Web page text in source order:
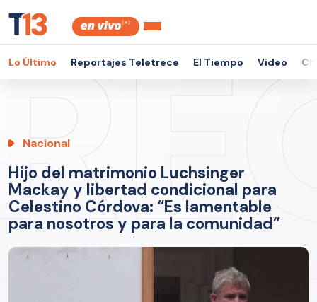
Lo Último Reportajes Teletrece El Tiempo Video
Nacional
Hijo del matrimonio Luchsinger
Mackay y libertad condicional para
Celestino Córdova: “Es lamentable
para nosotros y para la comunidad”